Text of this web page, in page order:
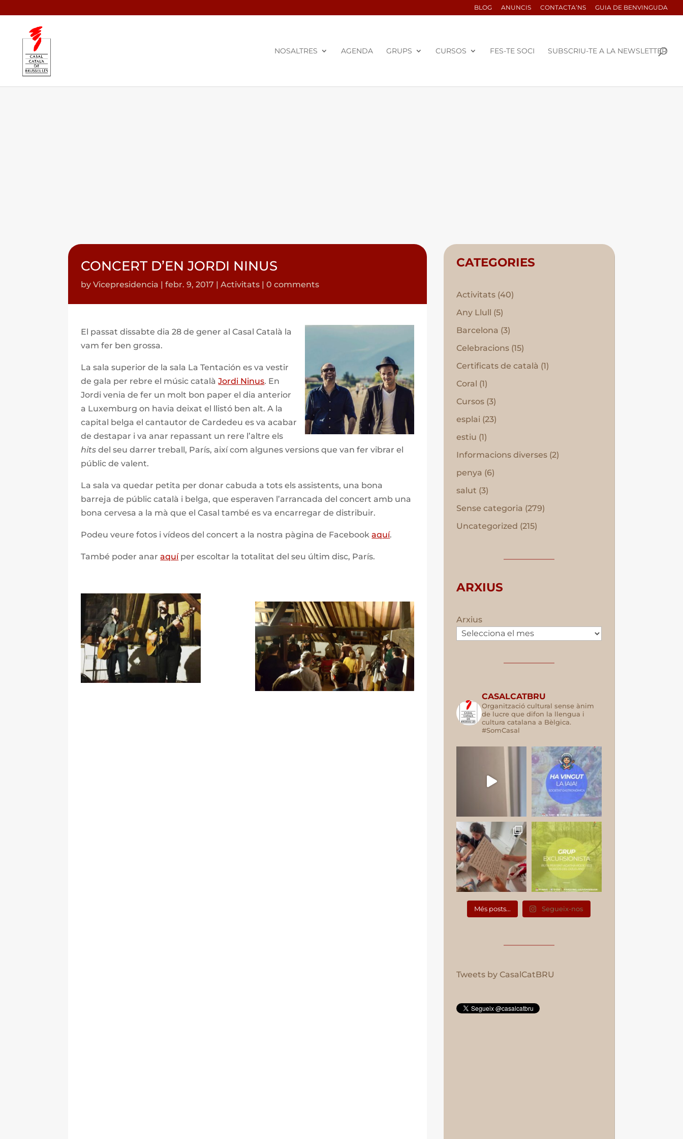
BLOG ANUNCIS CONTACTA’NS GUIA DE BENVINGUDA
NOSALTRES AGENDA GRUPS CURSOS FES-TE SOCI SUBSCRIU-TE A LA NEWSLETTER
CONCERT D’EN JORDI NINUS
byVicepresidencia |febr. 9, 2017 |Activitats |0 comments
El passat dissabte dia 28 de gener al Casal Català la
vam fer ben grossa.
La sala superior de la sala La Tentación es va vestir
de gala per rebre el músic catalàJordi Ninus. En
Jordi venia de fer un molt bon paper el dia anterior
a Luxemburg on havia deixat el llistó ben alt. A la
capital belga el cantautor de Cardedeu es va acabar
de destapar i va anar repassant un rere l’altre els
hits del seu darrer treball, París, així com algunes versions que van fer vibrar el
públic de valent.
La sala va quedar petita per donar cabuda a tots els assistents, una bona
barreja de públic català i belga, que esperaven l’arrancada del concert amb una
bona cervesa a la mà que el Casal també es va encarregar de distribuir.
Podeu veure fotos i vídeos del concert a la nostra pàgina de Facebookaquí.
També poder anaraquíper escoltar la totalitat del seu últim disc, París.
CATEGORIES
Activitats(40)
Any Llull (5)
Barcelona (3)
Celebracions(15)
Certificats de català (1)
Coral (1)
Cursos(3)
esplai (23)
estiu (1)
Informacions diverses(2)
penya (6)
salut (3)
Sense categoria (279)
Uncategorized (215)
ARXIUS
Arxius
CASALCATBRU
Organització cultural sense ànim
de lucre que difon la llengua i
cultura catalana a Bèlgica.
#SomCasal
Més posts... Segueix-nos
Tweets by CasalCatBRU